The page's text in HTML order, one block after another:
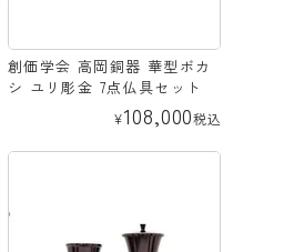
創価学会 高岡銅器 華型ボカ
シ ユリ彫金 7点仏具セット
¥108,000税込